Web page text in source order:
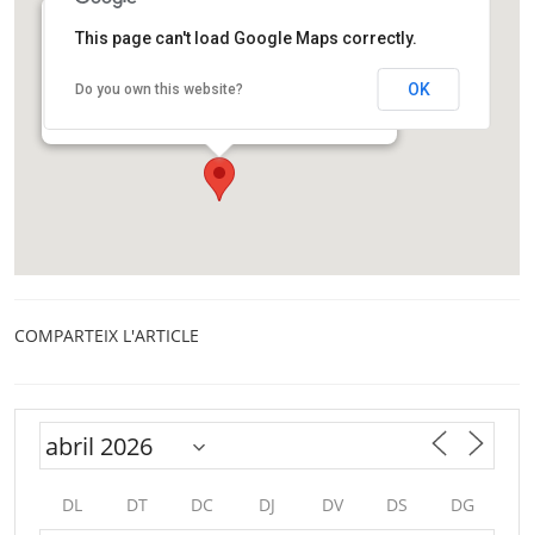
Avinguda Carl Friedrich Gauss, 5. Parc Mediterrani de
la Tecnologia, Edifici B3.
This page can't load Google Maps correctly.
Do you own this website? OK
COMPARTEIX L'ARTICLE
DL DT DC DJ DV DS DG